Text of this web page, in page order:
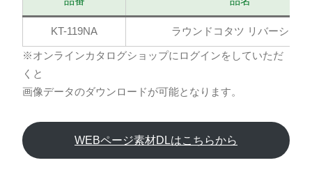
KT-119NA ラウンドコタツ リバーシブル
※オンラインカタログショップにログインをしていただ
くと
画像データのダウンロードが可能となります。
WEBページ素材DLはこちらから